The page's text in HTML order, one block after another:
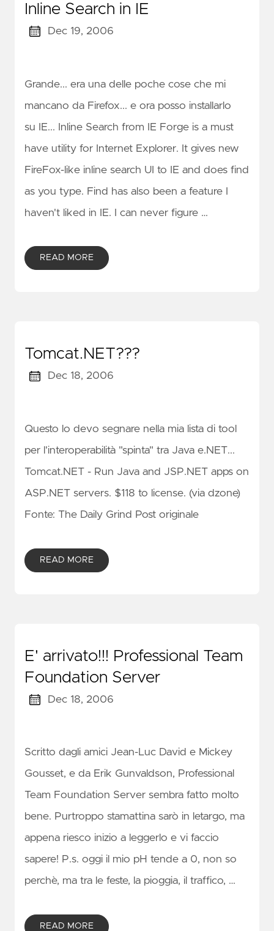
Inline Search in IE
Dec 19, 2006
Grande... era una delle poche cose che mi
mancano da Firefox... e ora posso installarlo
su IE... Inline Search from IE Forge is a must
have utility for Internet Explorer. It gives new
FireFox-like inline search UI to IE and does find
as you type. Find has also been a feature I
haven't liked in IE. I can never figure …
READ MORE
Tomcat.NET???
Dec 18, 2006
Questo lo devo segnare nella mia lista di tool
per l'interoperabilità "spinta" tra Java e.NET...
Tomcat.NET - Run Java and JSP.NET apps on
ASP.NET servers. $118 to license. (via dzone)
Fonte: The Daily Grind Post originale
READ MORE
E' arrivato!!! Professional Team
Foundation Server
Dec 18, 2006
Scritto dagli amici Jean-Luc David e Mickey
Gousset, e da Erik Gunvaldson, Professional
Team Foundation Server sembra fatto molto
bene. Purtroppo stamattina sarò in letargo, ma
appena riesco inizio a leggerlo e vi faccio
sapere! P.s. oggi il mio pH tende a 0, non so
perchè, ma tra le feste, la pioggia, il traffico, …
READ MORE